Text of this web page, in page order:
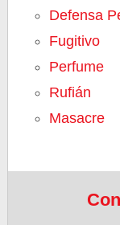
Defensa
Fugitivo
Perfume
Rufián
Masacre